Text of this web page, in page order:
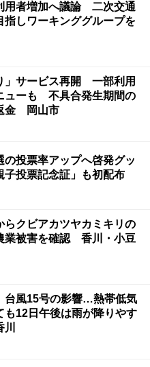
用者増加へ議論 二次交通
指しワーキンググループを
」サービス再開 一部利用
ューも 不具合発生期間の
金 岡山市
の投票率アップへ啓発グッ
投票記念証」も初配布
らクビアカツヤカミキリの
業被害を確認 香川・小豆
台風15号の影響…熱帯低気
も12日午後は雨が降りやす